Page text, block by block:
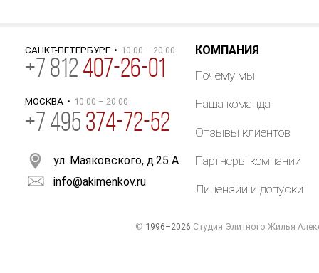
САНКТ-ПЕТЕРБУРГ • 10:00 – 20:00
+7 812 407-26-01
МОСКВА • 10:00 – 20:00
+7 495 374-72-52
ул. Маяковского, д.25 А
info@akimenkov.ru
КОМПАНИЯ
Почему мы
Наша команда
Отзывы клиентов
Партнеры компании
Лицензии и допуски
© 1996–2026 Студия Элитного Жилья